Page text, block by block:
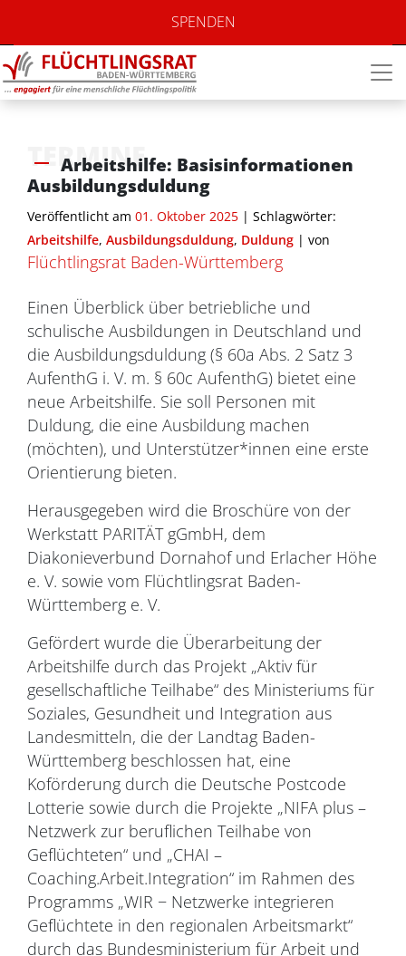
SPENDEN
TERMINE
Arbeitshilfe: Basisinformationen
Ausbildungsduldung
Veröffentlicht am 01. Oktober 2025 | Schlagwörter:
Arbeitshilfe, Ausbildungsduldung, Duldung | von
Flüchtlingsrat Baden-Württemberg
Einen Überblick über betriebliche und
schulische Ausbildungen in Deutschland und
die Ausbildungsduldung (§ 60a Abs. 2 Satz 3
AufenthG i. V. m. § 60c AufenthG) bietet eine
neue Arbeitshilfe. Sie soll Personen mit
Duldung, die eine Ausbildung machen
(möchten), und Unterstützer*innen eine erste
Orientierung bieten.
Herausgegeben wird die Broschüre von der
Werkstatt PARITÄT gGmbH, dem
Diakonieverbund Dornahof und Erlacher Höhe
e. V. sowie vom Flüchtlingsrat Baden-
Württemberg e. V.
Gefördert wurde die Überarbeitung der
Arbeitshilfe durch das Projekt „Aktiv für
gesellschaftliche Teilhabe“ des Ministeriums für
Soziales, Gesundheit und Integration aus
Landesmitteln, die der Landtag Baden-
Württemberg beschlossen hat, eine
Koförderung durch die Deutsche Postcode
Lotterie sowie durch die Projekte „NIFA plus –
Netzwerk zur beruflichen Teilhabe von
Geflüchteten“ und „CHAI –
Coaching.Arbeit.Integration“ im Rahmen des
Programms „WIR − Netzwerke integrieren
Geflüchtete in den regionalen Arbeitsmarkt“
durch das Bundesministerium für Arbeit und